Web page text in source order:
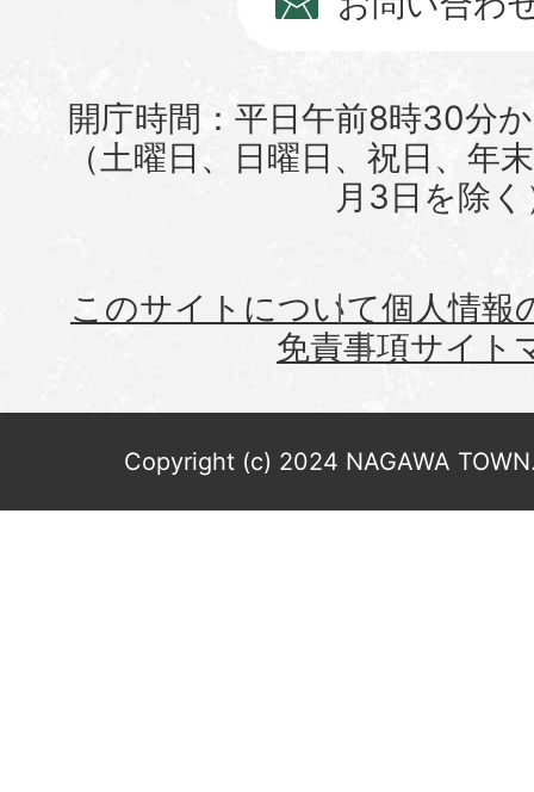
開庁時間：平日午前8時30分
（土曜日、日曜日、祝日、年
月3日を除く
このサイトについて個人情報
免責事項サイト
Copyright (c) 2024 NAGAWA